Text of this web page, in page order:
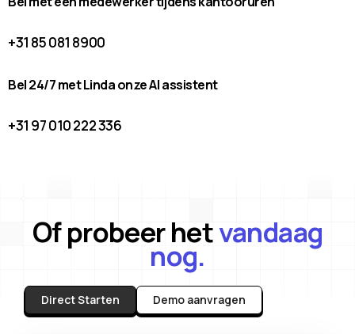
+31 85 081 8900
Bel 24/7 met Linda onze AI assistent
+31 97 010 222 336
Of probeer hetvandaag
nog.
Direct Starten Demo aanvragen